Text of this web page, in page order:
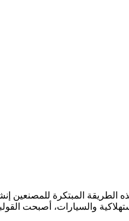
المبتكرة للمصنعين
و السيارات